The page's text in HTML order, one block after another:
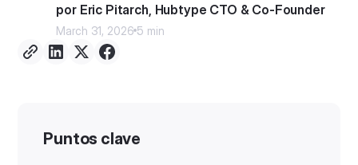
por Eric Pitarch, Hubtype CTO & Co-Founder
March 31, 2026 5 min
Puntos clave